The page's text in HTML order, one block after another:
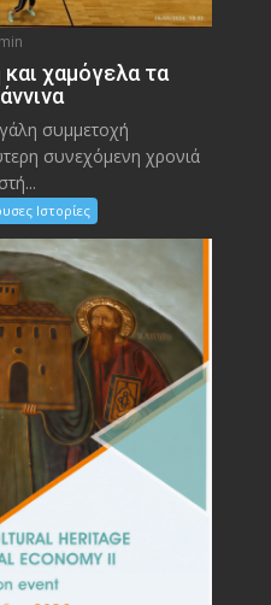
χαμόγελα τα
συμμετοχή
συνεχόμενη χρονιά
Ιστορίες